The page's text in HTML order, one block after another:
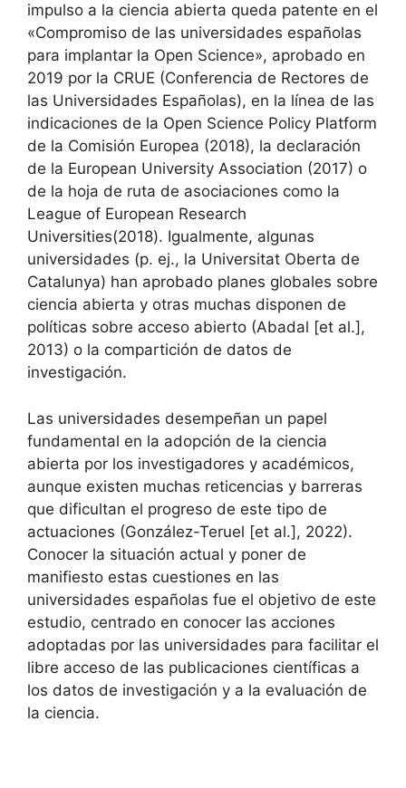
impulso a la ciencia abierta queda patente en el
«Compromiso de las universidades españolas
para implantar la Open Science», aprobado en
2019 por la CRUE (Conferencia de Rectores de
las Universidades Españolas), en la línea de las
indicaciones de la Open Science Policy Platform
de la Comisión Europea (2018), la declaración
de la European University Association (2017) o
de la hoja de ruta de asociaciones como la
League of European Research
Universities(2018). Igualmente, algunas
universidades (p. ej., la Universitat Oberta de
Catalunya) han aprobado planes globales sobre
ciencia abierta y otras muchas disponen de
políticas sobre acceso abierto (Abadal [et al.],
2013) o la compartición de datos de
investigación.
Las universidades desempeñan un papel
fundamental en la adopción de la ciencia
abierta por los investigadores y académicos,
aunque existen muchas reticencias y barreras
que dificultan el progreso de este tipo de
actuaciones (González-Teruel [et al.], 2022).
Conocer la situación actual y poner de
manifiesto estas cuestiones en las
universidades españolas fue el objetivo de este
estudio, centrado en conocer las acciones
adoptadas por las universidades para facilitar el
libre acceso de las publicaciones científicas a
los datos de investigación y a la evaluación de
la ciencia.